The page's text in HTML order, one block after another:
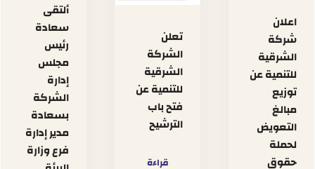
اعلان
شركة
الشرقية
للتنمية عن
توزيع
مبالغ
التعويض
لحملة
حقوق
تعلن
الشركة
الشرقية
للتنمية عن
فتح باب
الترشيح
قراءة
ألتقى
سعادة
رئيس
مجلس
إدارة
الشركة
بسعادة
مدير إدارة
فرع وزارة